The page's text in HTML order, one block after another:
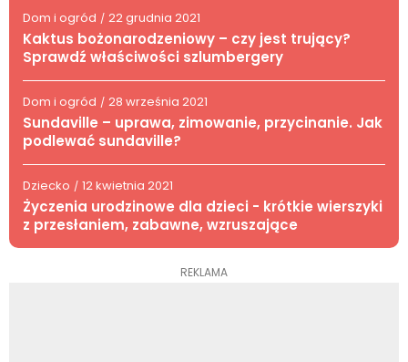
Dom i ogród / 22 grudnia 2021
Kaktus bożonarodzeniowy – czy jest trujący?
Sprawdź właściwości szlumbergery
Dom i ogród / 28 września 2021
Sundaville – uprawa, zimowanie, przycinanie. Jak
podlewać sundaville?
Dziecko / 12 kwietnia 2021
Życzenia urodzinowe dla dzieci - krótkie wierszyki
z przesłaniem, zabawne, wzruszające
REKLAMA